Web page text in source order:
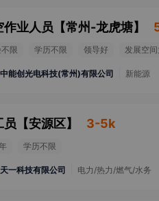
作业人员 【常州-龙虎塘】
限 学历不限 领导好 发展空间
中能创光电科技(常州)有限公司 新能源
员 【安源区】 3-5k
学历不限
天一科技有限公司 电力/热力/燃气/水务